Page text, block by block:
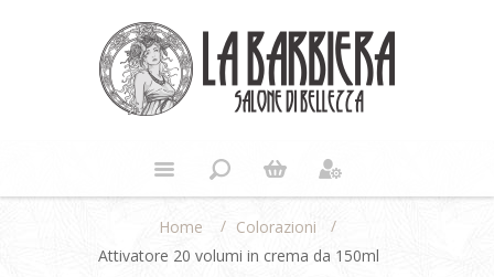
Home / Colorazioni
/
Attivatore 20 volumi in crema da 150ml